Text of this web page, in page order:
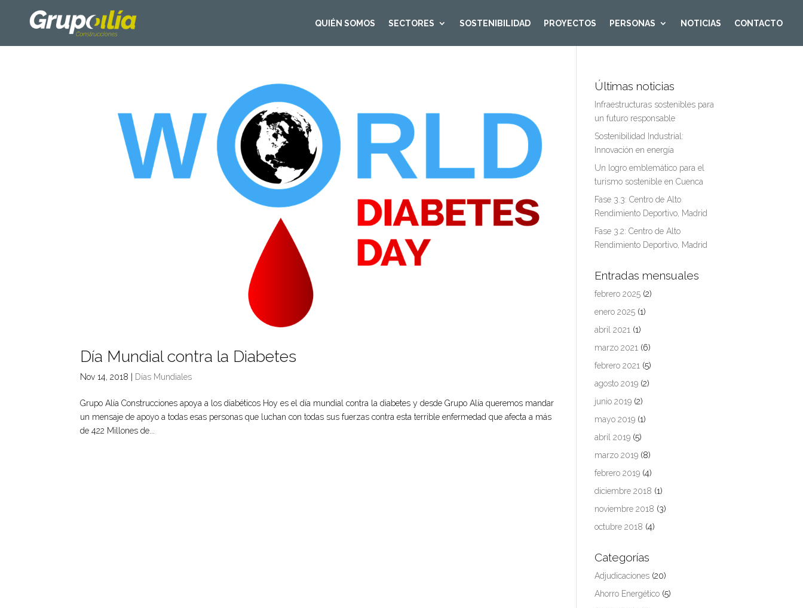
QUIÉN SOMOS SECTORES SOSTENIBILIDAD PROYECTOS PERSONAS NOTICIAS CONTACTO
Día Mundial contra la Diabetes
Nov 14, 2018 Días Mundiales
Grupo Alía Construcciones apoya a los diabéticos Hoy es el día mundial contra la diabetes y desde Grupo Alía queremos mandar
un mensaje de apoyo a todas esas personas que luchan con todas sus fuerzas contra esta terrible enfermedad que afecta a más
de 422 Millones de...
Últimas noticias
Infraestructuras sostenibles para
un futuro responsable
Sostenibilidad Industrial:
Innovación en energía
Un logro emblemático para el
turismo sostenible en Cuenca
Fase 3.3: Centro de Alto
Rendimiento Deportivo, Madrid
Fase 3.2: Centro de Alto
Rendimiento Deportivo, Madrid
Entradas mensuales
febrero 2025(2)
enero 2025(1)
abril 2021(1)
marzo 2021(6)
febrero 2021(5)
agosto 2019(2)
junio 2019(2)
mayo 2019(1)
abril 2019(5)
marzo 2019(8)
febrero 2019(4)
diciembre 2018 (1)
noviembre 2018 (3)
octubre 2018 (4)
Categorías
Adjudicaciones(20)
Ahorro Energético(5)